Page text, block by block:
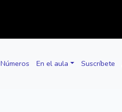
Números En el aula Suscríbete